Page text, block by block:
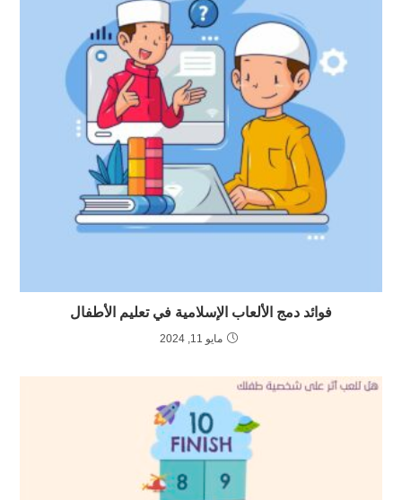
فوائد دمج الألعاب الإسلامية في تعليم الأطفال
مايو 11, 2024